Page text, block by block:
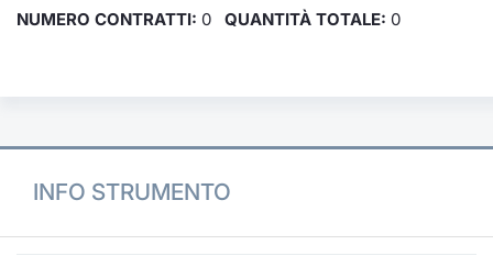
NUMERO CONTRATTI: 0 QUANTITÀ TOTALE: 0
INFO STRUMENTO